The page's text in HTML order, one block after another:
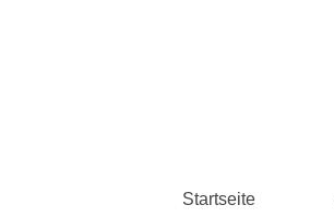
Startseite